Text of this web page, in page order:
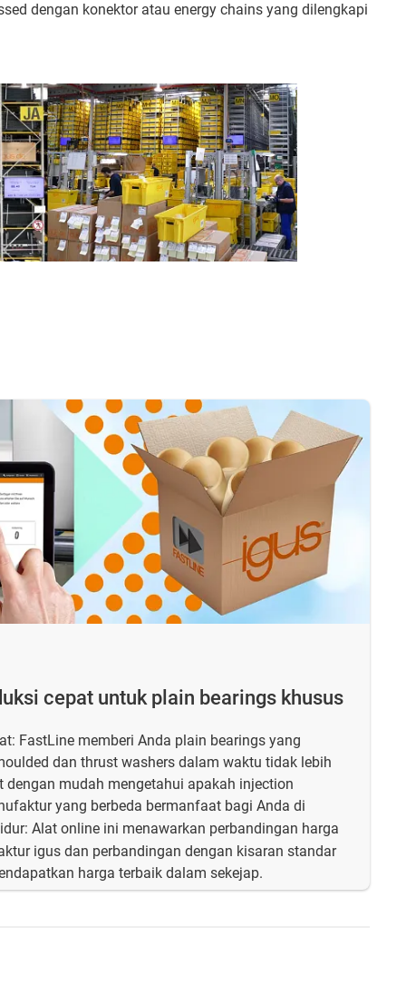
dengan konektor atau energy chains yang dilengkapi
cepat untuk plain bearings khusus
FastLine memberi Anda plain bearings yang
dan thrust washers dalam waktu tidak lebih
dengan mudah mengetahui apakah injection
yang berbeda bermanfaat bagi Anda di
Alat online ini menawarkan perbandingan harga
igus dan perbandingan dengan kisaran standar
harga terbaik dalam sekejap.